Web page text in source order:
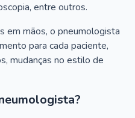
entre outros.
em mãos, o pneumologista
para cada paciente,
mudanças no estilo de